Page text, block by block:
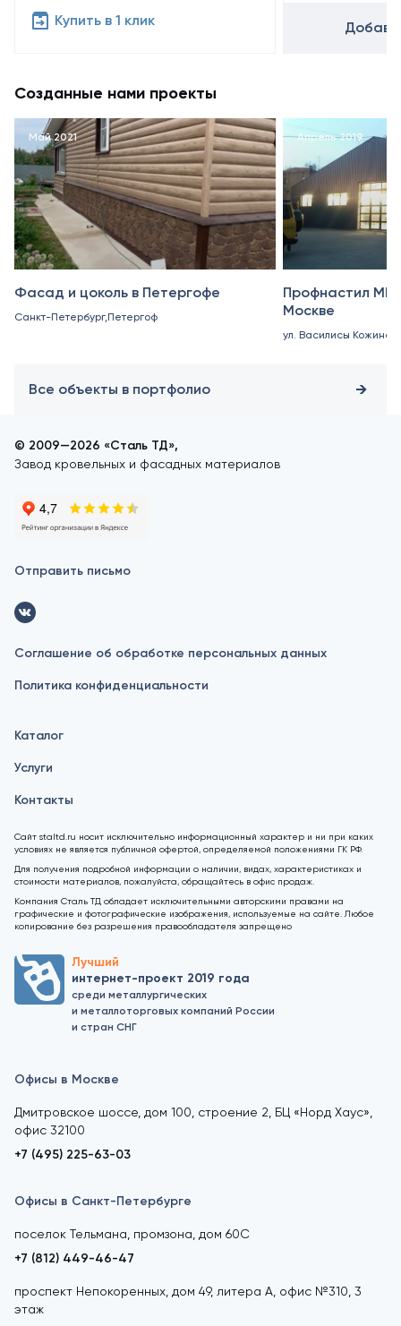
Купить в 1 клик
Созданные нами проекты
Май 2021
Фасад и цоколь в Петергофе
Санкт-Петербург,Петергоф
Апрель 2019
Профнастил МП-
Москве
ул. Василисы
Все объекты в портфолио
© 2009—2026 «Сталь ТД»,
Завод кровельных и фасадных материалов
Отправить письмо
Соглашение об обработке персональных данных
Политика конфиденциальности
Каталог
Услуги
Контакты
Сайт staltd.ru носит исключительно информационный характер и ни при каких
условиях не является публичной офертой, определяемой положениями ГК РФ.
Для получения подробной информации о наличии, видах, характеристиках и
стоимости материалов, пожалуйста, обращайтесь в офис продаж.
Компания Сталь ТД обладает исключительными авторскими правами на
графические и фотографические изображения, используемые на сайте. Любое
копирование без разрешения правообладателя запрещено
Лучший
интернет-проект 2019 года
среди металлургических
и металлоторговых компаний России
и стран СНГ
Офисы в Москве
Дмитровское шоссе, дом 100, строение 2, БЦ «Норд Хаус»,
офис 32100
+7 (495) 225-63-03
Офисы в Санкт-Петербурге
поселок Тельмана, промзона, дом 60С
+7 (812) 449-46-47
проспект Непокоренных, дом 49, литера А, офис №310, 3
этаж